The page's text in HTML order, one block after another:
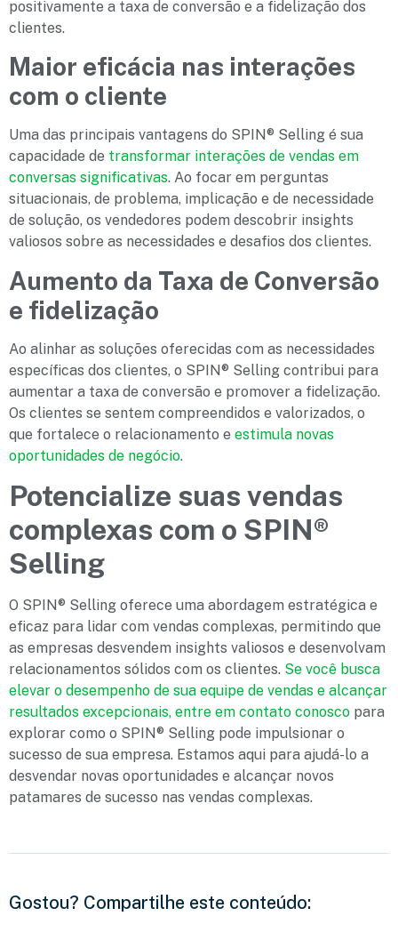
positivamente a taxa de conversão e a fidelização dos
clientes.
Maior eficácia nas interações
com o cliente
Uma das principais vantagens do SPIN® Selling é sua
capacidade de transformar interações de vendas em
conversas significativas. Ao focar em perguntas
situacionais, de problema, implicação e de necessidade
de solução, os vendedores podem descobrir insights
valiosos sobre as necessidades e desafios dos clientes.
Aumento da Taxa de Conversão
e fidelização
Ao alinhar as soluções oferecidas com as necessidades
específicas dos clientes, o SPIN® Selling contribui para
aumentar a taxa de conversão e promover a fidelização.
Os clientes se sentem compreendidos e valorizados, o
que fortalece o relacionamento e estimula novas
oportunidades de negócio.
Potencialize suas vendas
complexas com o SPIN®
Selling
O SPIN® Selling oferece uma abordagem estratégica e
eficaz para lidar com vendas complexas, permitindo que
as empresas desvendem insights valiosos e desenvolvam
relacionamentos sólidos com os clientes. Se você busca
elevar o desempenho de sua equipe de vendas e alcançar
resultados excepcionais, entre em contato conosco para
explorar como o SPIN® Selling pode impulsionar o
sucesso de sua empresa. Estamos aqui para ajudá-lo a
desvendar novas oportunidades e alcançar novos
patamares de sucesso nas vendas complexas.
Gostou? Compartilhe este conteúdo: